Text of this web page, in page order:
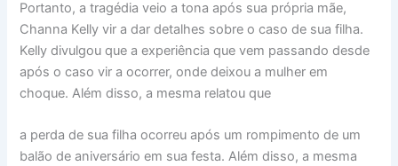
Portanto, a tragédia veio a tona após sua própria mãe,
Channa Kelly vir a dar detalhes sobre o caso de sua filha.
Kelly divulgou que a experiência que vem passando desde
após o caso vir a ocorrer, onde deixou a mulher em
choque. Além disso, a mesma relatou que
a perda de sua filha ocorreu após um rompimento de um
balão de aniversário em sua festa. Além disso, a mesma